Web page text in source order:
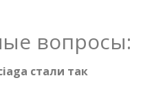
вопросы:
стали так